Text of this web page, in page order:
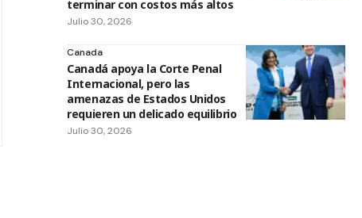
terminar con costos más altos
Julio 30, 2026
Canada
Canadá apoya la Corte Penal
Internacional, pero las
amenazas de Estados Unidos
requieren un delicado equilibrio
Julio 30, 2026